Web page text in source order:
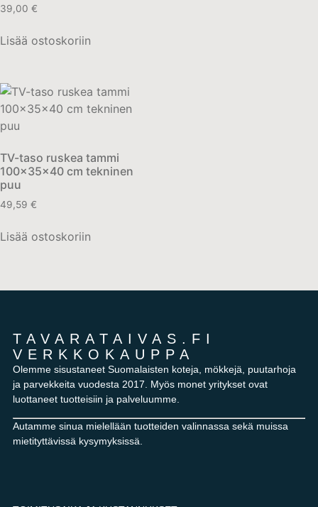
39,00 €
Lisää ostoskoriin
TV-taso ruskea tammi
100x35x40 cm tekninen
puu
49,59 €
Lisää ostoskoriin
TAVARATAIVAS.FI
VERKKOKAUPPA
Olemme sisustaneet Suomalaisten koteja, mökkejä, puutarhoja
ja parvekkeita vuodesta 2017. Myös monet yritykset ovat
luottaneet tuotteisiin ja palveluumme.
Autamme sinua mielellään tuotteiden valinnassa sekä muissa
mietityttävissä kysymyksissä.